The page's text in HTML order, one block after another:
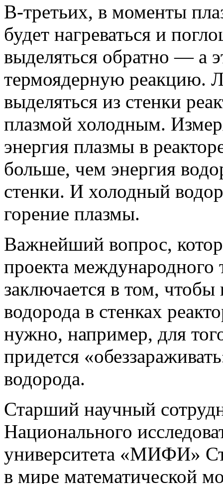
В-третьих, в моменты
будет нагреваться и
выделяться обратно — а
термоядерную реакцию.
выделяться из стенки
плазмой холодным.
энергия плазмы в
больше, чем энергия
стенки. И холодный
горение плазмы.
Важнейший вопрос,
проекта
заключается в том, чтобы
водорода в стенках
нужно, например, для
придется
водорода.
Старший научный
Национального
университета «МИФИ»
в мире математической